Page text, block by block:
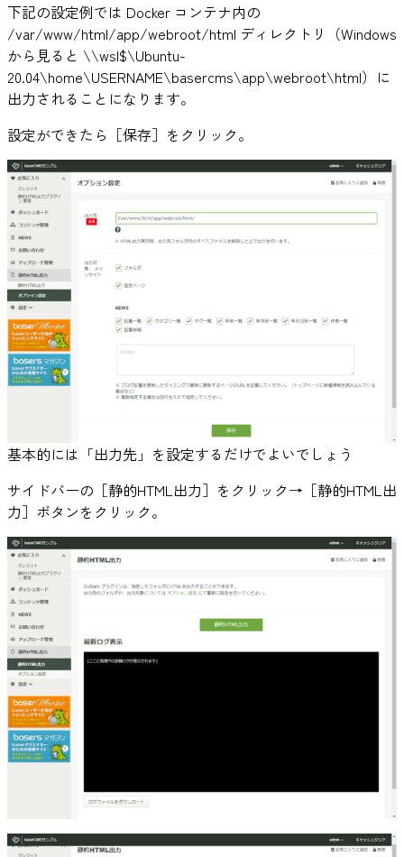
下記の設定例では Docker コンテナ内の
/var/www/html/app/webroot/html ディレクトリ（Windows
から見ると \\wsl$\Ubuntu-
20.04\home\USERNAME\basercms\app\webroot\html）に
出力されることになります。
設定ができたら［保存］をクリック。
基本的には「出力先」を設定するだけでよいでしょう
サイドバーの［静的HTML出力］をクリック→［静的HTML出
力］ボタンをクリック。